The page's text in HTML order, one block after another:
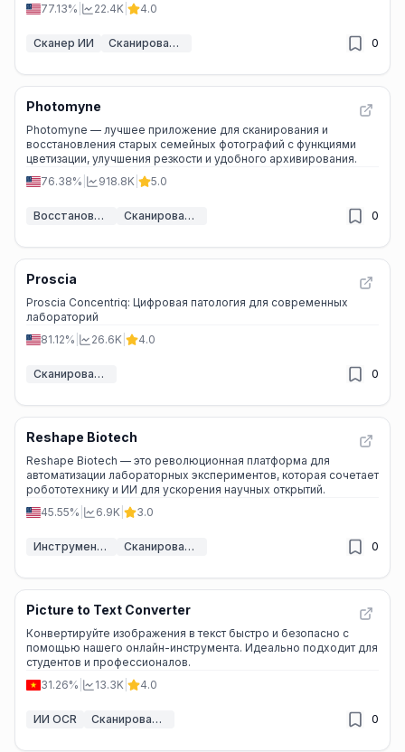
77.13%
22.4K 4.0
Сканер ИИ Сканирование изображений ИИ 0
Photomyne
Photomyne — лучшее приложение для сканирования и
восстановления старых семейных фотографий с функциями
цветизации, улучшения резкости и удобного архивирования.
76.38%
918.8K 5.0
Восстановление фотографий с помощью ИИ Сканирование изображений ИИ 0
Proscia
Proscia Concentriq: Цифровая патология для современных
лабораторий
81.12%
26.6K 4.0
Сканирование изображений ИИ 0
Reshape Biotech
Reshape Biotech — это революционная платформа для
автоматизации лабораторных экспериментов, которая сочетает
робототехнику и ИИ для ускорения научных открытий.
45.55%
6.9K 3.0
Инструмент исследования ИИ Сканирование изображений ИИ 0
Picture to Text Converter
Конвертируйте изображения в текст быстро и безопасно с
помощью нашего онлайн-инструмента. Идеально подходит для
студентов и профессионалов.
31.26%
13.3K 4.0
ИИ OCR Сканирование изображений ИИ 0